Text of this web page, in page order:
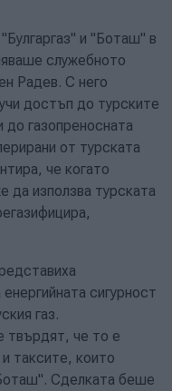
и "Боташ" в
служебното
Радев. С него
достъп до турските
до газопреносната
от турската
че когато
да използва турската
сигурност
газ.
твърдят, че то е
таксите, които
Сделката беше